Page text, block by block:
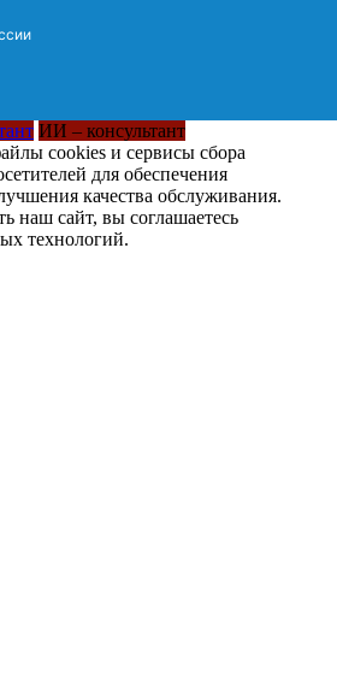
ИИ – консультант
cookies и сервисы сбора
для обеспечения
качества обслуживания.
наш сайт, вы соглашаетесь
технологий.